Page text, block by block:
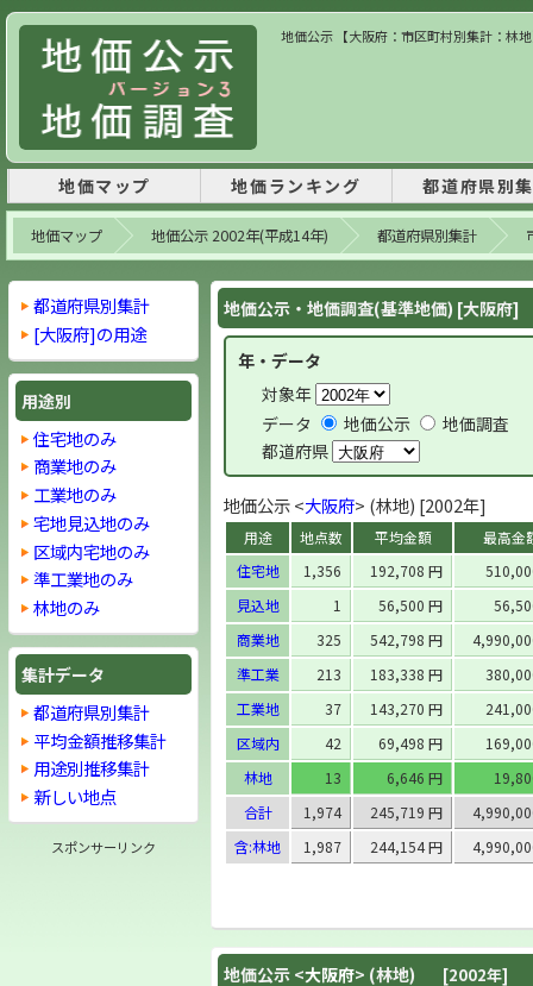
地価公示 【大阪府：市区町村別集計：林
地価マップ 地価ランキング 都道府県別
地価マップ 地価公示 2002年(平成14年) 都道府県別集計
地価公示・地価調査(基準地価) [大阪府]
年・データ
対象年
データ
地価公示
地価調査
都道府県
地価公示 <大阪府> (林地) [2002年]
用途 地点数 平均金額
最高金
住宅地
1,356 192,708 円
見込地
1 56,500 円
商業地
325 542,798 円
準工業
213 183,338 円
工業地
37 143,270 円
区域内
42 69,498 円
林地
13 6,646 円
合計
1,974 245,719 円
含:林地
1,987 244,154 円
地価公示 <大阪府> (林地) [2002年]
都道府県別集計
[大阪府]の用途
用途別
住宅地のみ
商業地のみ
工業地のみ
宅地見込地のみ
区域内宅地のみ
準工業地のみ
林地のみ
集計データ
都道府県別集計
平均金額推移集計
用途別推移集計
新しい地点
スポンサーリンク